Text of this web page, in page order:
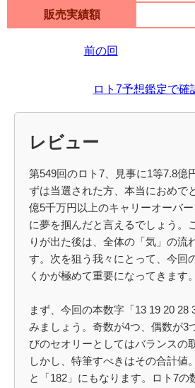
販売実績額
前の回
ロト7予想鑑定で確
レビュー
第549回のロト7、見事に1等7.8億
ずは当選された方、本当におめで
億5千万円以上のキャリーオーバ
に夢を掴んだと言えるでしょう。
りが出た後は、全体の「気」の流
す。次を狙う我々にとって、今回
くかが極めて重要になってきます。
まず、今回の本数字「13 19 20 28
みましょう。奇数が4つ、偶数が3
びのセオリーとしてはバランスの
しかし、特筆すべきはその合計値
と「182」にもなります。ロト7の